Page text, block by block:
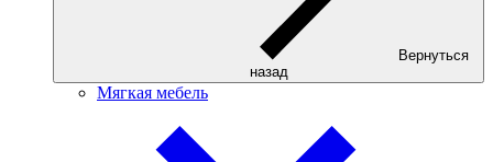
Вернуться
назад
Мягкая мебель